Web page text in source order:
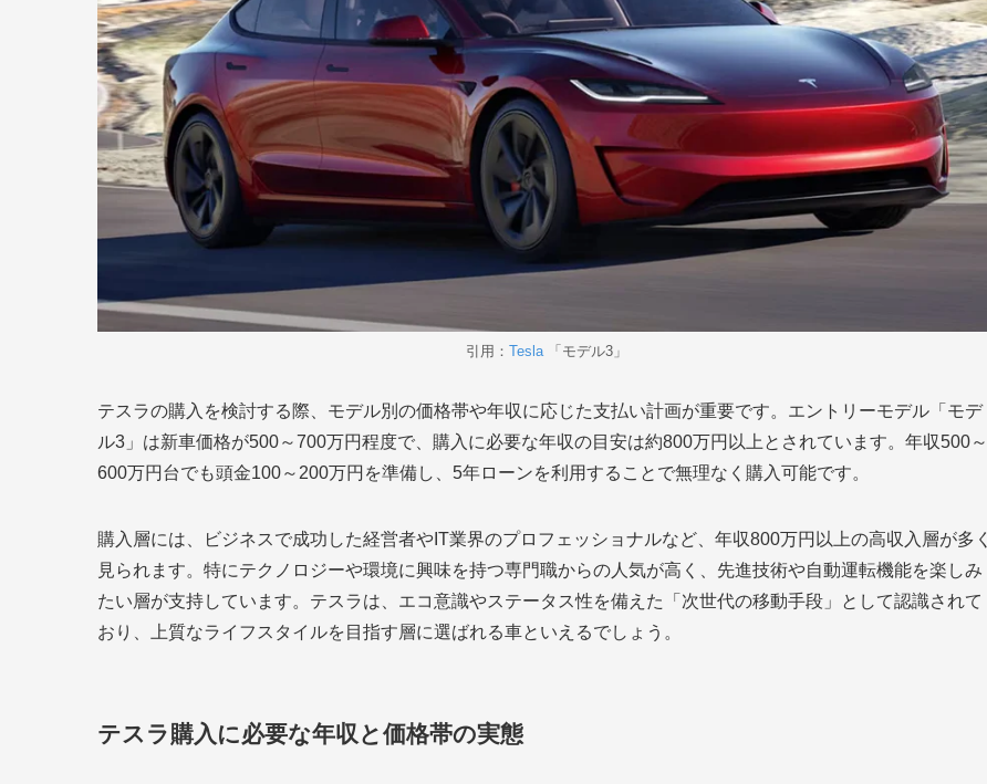
引用： Tesla「モデル3」
テスラの購入を検討する際、モデル別の価格帯や年収に応じた支払い計画が重要です。エントリーモデル「モデ
ル3」は新車価格が500～700万円程度で、購入に必要な年収の目安は約800万円以上とされています。年収500～
600万円台でも頭金100～200万円を準備し、5年ローンを利用することで無理なく購入可能です。
購入層には、ビジネスで成功した経営者やIT業界のプロフェッショナルなど、年収800万円以上の高収入層が多く
見られます。特にテクノロジーや環境に興味を持つ専門職からの人気が高く、先進技術や自動運転機能を楽しみ
たい層が支持しています。テスラは、エコ意識やステータス性を備えた「次世代の移動手段」として認識されて
おり、上質なライフスタイルを目指す層に選ばれる車といえるでしょう。
テスラ購入に必要な年収と価格帯の実態